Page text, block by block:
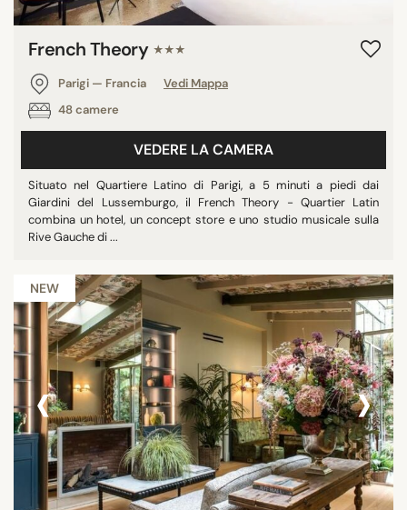
French Theory ★★★
Parigi — Francia
Vedi Mappa
48 camere
VEDERE LA CAMERA
Situato nel Quartiere Latino di Parigi, a 5 minuti a piedi dai
Giardini del Lussemburgo, il French Theory - Quartier Latin
combina un hotel, un concept store e uno studio musicale sulla
Rive Gauche di ...
NEW
‹ ›